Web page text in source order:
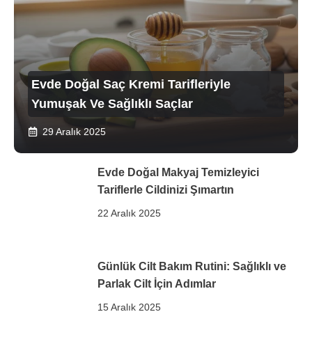
Evde Doğal Saç Kremi Tarifleriyle
Yumuşak Ve Sağlıklı Saçlar
29 Aralık 2025
Evde Doğal Makyaj Temizleyici
Tariflerle Cildinizi Şımartın
22 Aralık 2025
Günlük Cilt Bakım Rutini: Sağlıklı ve
Parlak Cilt İçin Adımlar
15 Aralık 2025